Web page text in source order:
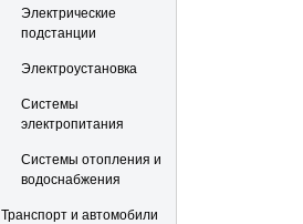
Электрические
подстанции
Электроустановка
Системы
электропитания
Системы отопления и
водоснабжения
Транспорт и автомобили